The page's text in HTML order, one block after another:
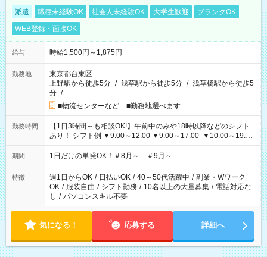
派遣 職種未経験OK 社会人未経験OK 大学生歓迎
ブランクOK
WEB登録・面接OK
給与 時給1,500円～1,875円
勤務地
東京都台東区
上野駅から徒歩5分 / 浅草駅から徒歩5分 / 浅草橋駅から徒歩5
分 / …
■物流センターなど ■勤務地選べます
勤務時間
【1日3時間～も相談OK!】午前中のみや18時以降などのシフト
あり！ シフト例 ▼9:00～12:00 ▼9:00～17:00 ▼10:00～19:00
▼18:00～21:00
期間 1日だけの単発OK！＃8月～ ＃9月～
特徴 週1日からOK / 日払いOK / 40～50代活躍中 / 副業・Wワーク
OK / 服装自由 / シフト勤務 / 10名以上の大量募集 / 電話対応な
し / パソコンスキル不要
気になる！ 応募する 詳細へ